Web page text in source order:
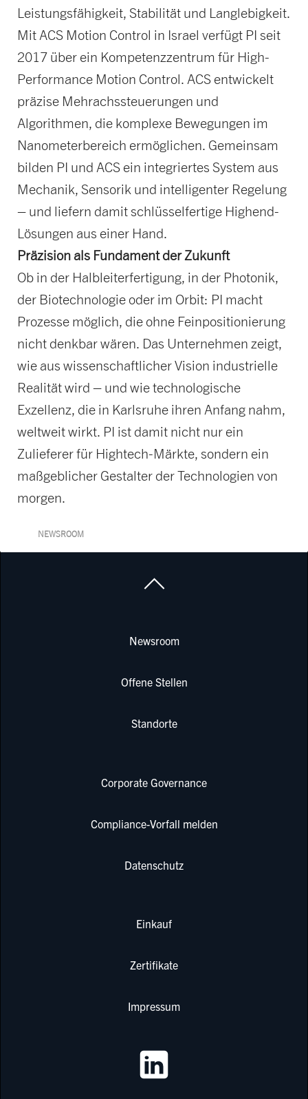
Leistungsfähigkeit, Stabilität und Langlebigkeit.
Mit ACS Motion Control in Israel verfügt PI seit
2017 über ein Kompetenzzentrum für High-
Performance Motion Control. ACS entwickelt
präzise Mehrachssteuerungen und
Algorithmen, die komplexe Bewegungen im
Nanometerbereich ermöglichen. Gemeinsam
bilden PI und ACS ein integriertes System aus
Mechanik, Sensorik und intelligenter Regelung
– und liefern damit schlüsselfertige Highend-
Lösungen aus einer Hand.
Präzision als Fundament der Zukunft
Ob in der Halbleiterfertigung, in der Photonik,
der Biotechnologie oder im Orbit: PI macht
Prozesse möglich, die ohne Feinpositionierung
nicht denkbar wären. Das Unternehmen zeigt,
wie aus wissenschaftlicher Vision industrielle
Realität wird – und wie technologische
Exzellenz, die in Karlsruhe ihren Anfang nahm,
weltweit wirkt. PI ist damit nicht nur ein
Zulieferer für Hightech-Märkte, sondern ein
maßgeblicher Gestalter der Technologien von
morgen.
NEWSROOM
Newsroom
Offene Stellen
Standorte
Corporate Governance
Compliance-Vorfall melden
Datenschutz
Einkauf
Zertifikate
Impressum